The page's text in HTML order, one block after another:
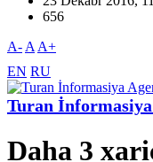
656
A- A A+
EN RU
Turan
Daha 3